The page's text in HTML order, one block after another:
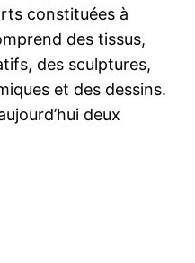
constituées à
des tissus,
des sculptures,
et des dessins.
deux